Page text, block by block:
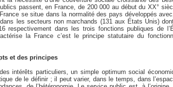
passent, en France, de 200 000 au début du XX°
se situe dans la normalité des pays développés
les secteurs non marchands (131 aux États Unis)
respectivement dans les trois fonctions publiques de
la France c’est le principe statutaire du
et des principes
intérêts particuliers, un simple optimum social
de le définir ; il peut varier, dans le temps, dans